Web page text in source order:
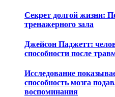
Секрет долгой жизни:
тренажерного зала
Джейсон Паджетт:
способности после
Исследование
способность мозга
воспоминания